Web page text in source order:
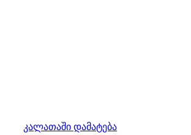
კალათაში დამატება